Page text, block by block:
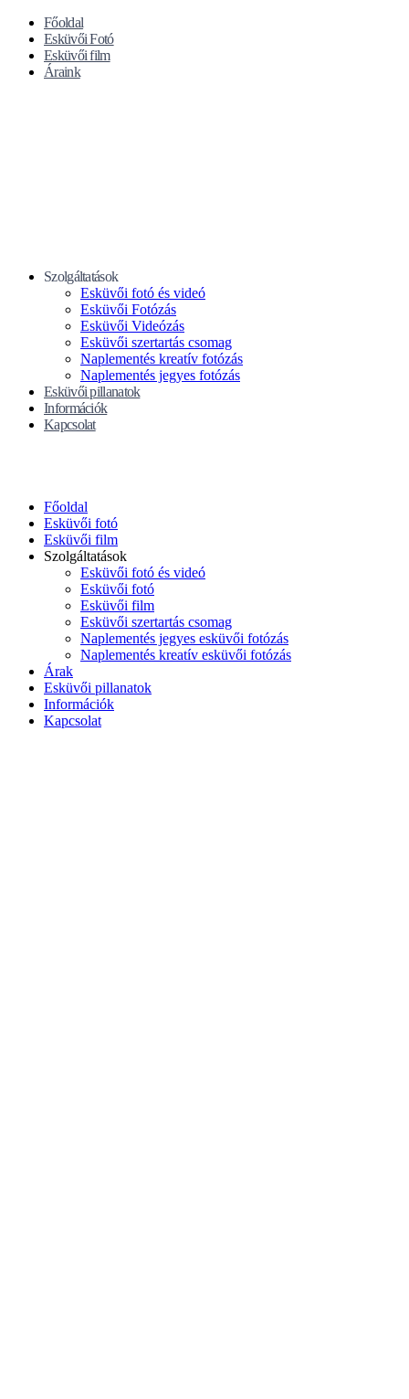
Főoldal
Esküvői Fotó
Esküvői film
Áraink
Szolgáltatások
Esküvői fotó és videó
Esküvői Fotózás
Esküvői Videózás
Esküvői szertartás csomag
Naplementés kreatív fotózás
Naplementés jegyes fotózás
Esküvői pillanatok
Információk
Kapcsolat
Főoldal
Esküvői fotó
Esküvői film
Szolgáltatások
Esküvői fotó és videó
Esküvői fotó
Esküvői film
Esküvői szertartás csomag
Naplementés jegyes esküvői fotózás
Naplementés kreatív esküvői fotózás
Árak
Esküvői pillanatok
Információk
Kapcsolat